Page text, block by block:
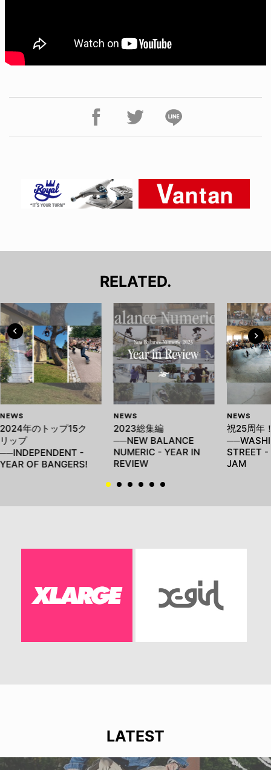
RELATED.
NEWS
2024年のトップ15ク
リップ
──INDEPENDENT -
YEAR OF BANGERS!
NEWS
2023総集編
──NEW BALANCE
NUMERIC - YEAR IN
REVIEW
NEWS
祝25周年
STREET
JAM
LATEST